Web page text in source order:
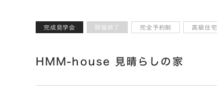
完成見学会 開催終了 完全予約制 高級住宅
HMM-house 見晴らしの家